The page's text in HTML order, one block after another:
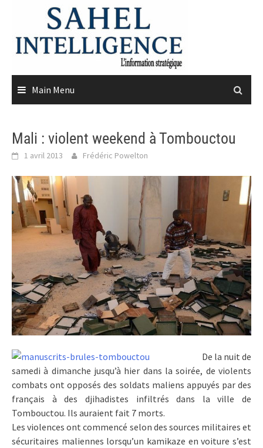
content
Main Menu
Mali : violent weekend à Tombouctou
1 avril 2013 Frédéric Powelton
De la nuit de
samedi à dimanche jusqu’à hier dans la soirée, de violents
combats ont opposés des soldats maliens appuyés par des
français à des djihadistes infiltrés dans la ville de
Tombouctou. Ils auraient fait 7 morts.
Les violences ont commencé selon des sources militaires et
sécuritaires maliennes lorsqu’un kamikaze en voiture s’est